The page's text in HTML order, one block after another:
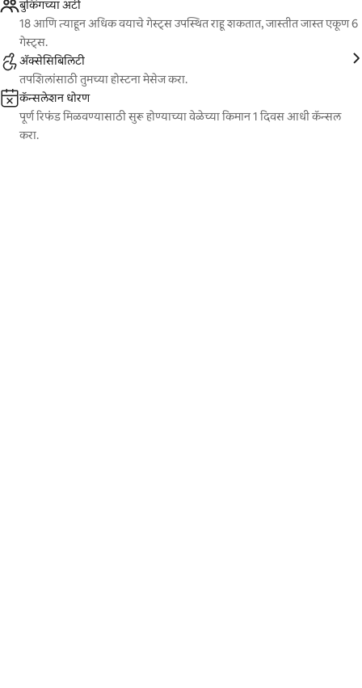
बुकिंगच्या अटी
18 आणि त्याहून अधिक वयाचे गेस्ट्स उपस्थित राहू शकतात, जास्तीत जास्त एकूण 6
गेस्ट्स.
ॲक्सेसिबिलिटी
तपशिलांसाठी तुमच्या होस्टना मेसेज करा.
कॅन्सलेशन धोरण
पूर्ण रिफंड मिळवण्यासाठी सुरू होण्याच्या वेळेच्या किमान 1 दिवस आधी कॅन्सल
करा.